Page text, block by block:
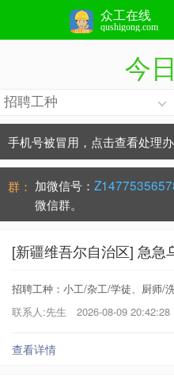
众工在线
qushigong.com
今
手机号被冒用，点击查看处理办
防骗常识：学会这些不上当？
群： 加微信号：
微信群。
[新疆维吾尔自治区] 急急
招聘工种：小工/杂工/学徒、厨师/
联系人:先生
2026-08-09 20:42:28
查看详情